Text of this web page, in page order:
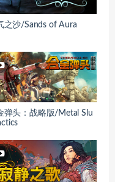
之沙/Sands of Aura
弹头：战略版/Metal Slu